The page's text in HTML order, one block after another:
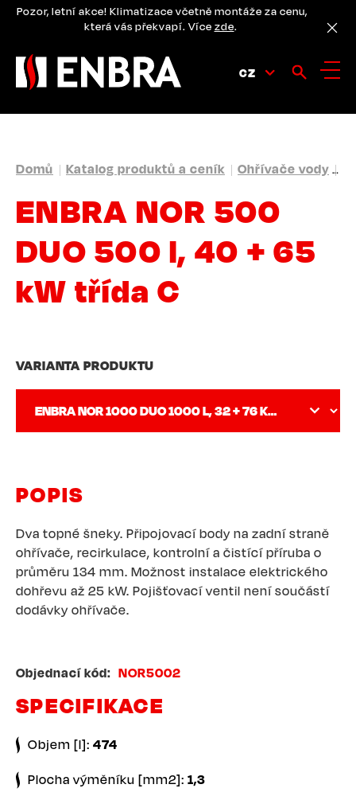
PřejítPozor, letní akce! Klimatizace včetně montáže za cenu,
která vás překvapí. Více zde.
CZ
DROBEČKOVÁ
NAVIGACE
Domů Katalog produktů a ceník Ohřívače vody
ENBRA NOR 500
DUO 500 l, 40 + 65
kW třída C
VARIANTA PRODUKTU
POPIS
Dva topné šneky. Připojovací body na zadní straně
ohřívače, recirkulace, kontrolní a čistící příruba o
průměru 134 mm. Možnost instalace elektrického
dohřevu až 25 kW. Pojišťovací ventil není součástí
dodávky ohřívače.
Objednací kód NOR5002
SPECIFIKACE
Objem [l]: 474
Plocha výměníku [mm2]: 1,3